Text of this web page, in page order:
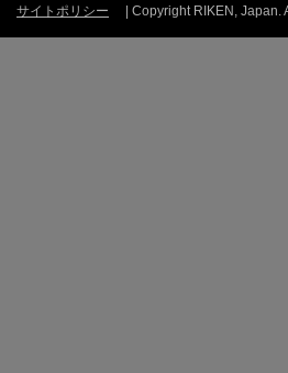
サイトポリシー | Copyright RIKEN, Japan.